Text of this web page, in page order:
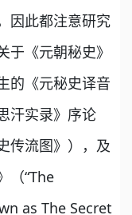
因此都注意研究
于《元朝秘史》
的《元秘史译音
汗实录》序论
传流图》），及
（“The
as The Secret